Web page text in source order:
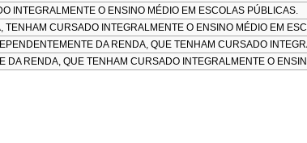
INTEGRALMENTE O ENSINO MÉDIO EM ESCOLAS PÚBLICAS.
CURSADO INTEGRALMENTE O ENSINO MÉDIO EM
DA RENDA, QUE TENHAM CURSADO
RENDA, QUE TENHAM CURSADO INTEGRALMENTE O